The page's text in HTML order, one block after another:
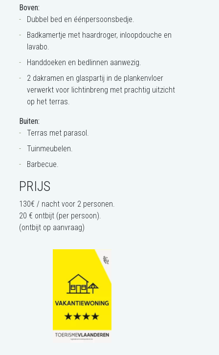
Boven:
Dubbel bed en éénpersoonsbedje.
Badkamertje met haardroger, inloopdouche en
lavabo.
Handdoeken en bedlinnen aanwezig.
2 dakramen en glaspartij in de plankenvloer
verwerkt voor lichtinbreng met prachtig uitzicht
op het terras.
Buiten:
Terras met parasol.
Tuinmeubelen.
Barbecue.
PRIJS
130€ / nacht voor 2 personen.
20 € ontbijt (per persoon).
(ontbijt op aanvraag)